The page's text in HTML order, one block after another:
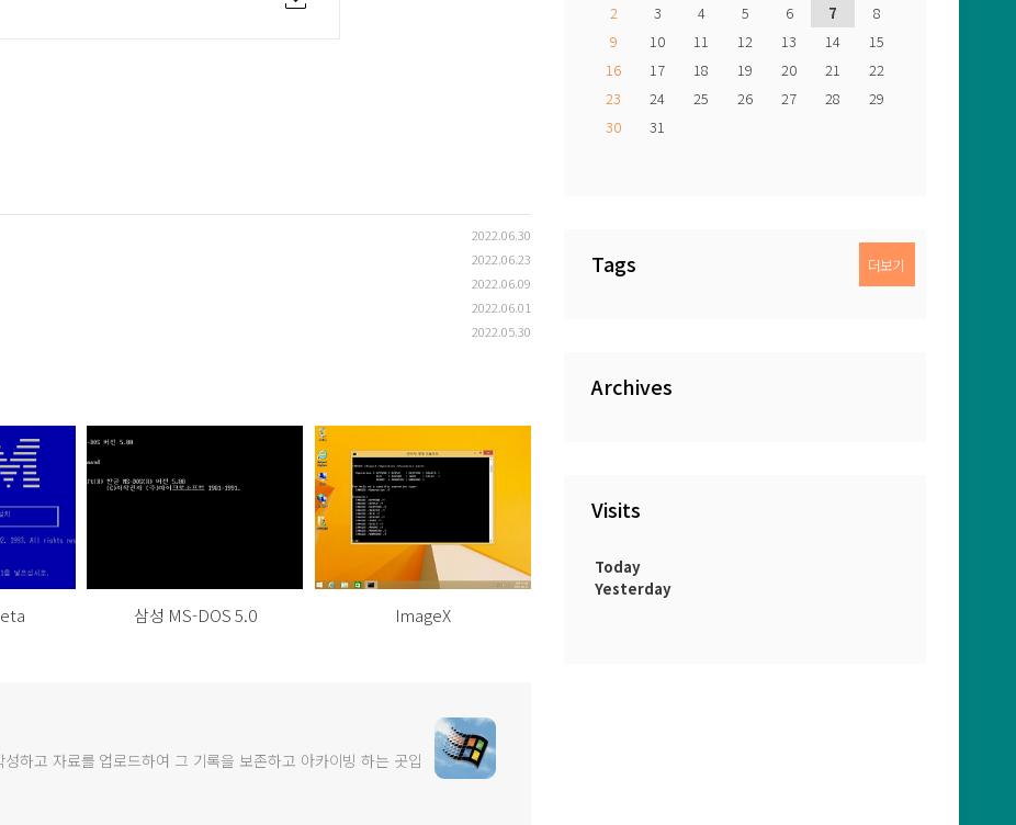
2
3 4 5 6 7
8
9
10 11 12 13 14
15
16
17 18 19 20 21
22
23
24 25 26 27 28
29
30
31
Tags 더보기
Archives
Visits
Today
Yesterday
2022.06.30
2022.06.23
2022.06.09
2022.06.01
2022.05.30
삼성 MS-DOS 5.0 ImageX
하고 자료를 업로드하여 그 기록을 보존하고 아카이빙 하는 곳입